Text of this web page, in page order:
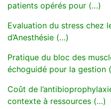
patients opérés pour (…)
Evaluation du stress chez
d’Anesthésie (…)
Pratique du bloc des
échoguidé pour la gestion
Coût de
contexte à ressources (…)